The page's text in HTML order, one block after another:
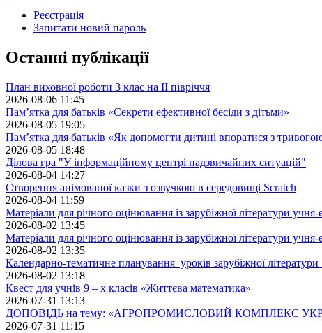
Реєстрація
Запитати новий пароль
Останні публікації
План виховної роботи 3 клас на II півріччя
2026-08-06 11:45
Пам’ятка для батьків «Секрети ефективної бесіди з дітьми»
2026-08-05 19:05
Пам’ятка для батьків «Як допомогти дитині впоратися з
2026-08-05 18:48
Ділова гра "У інформаційному центрі надзвичайних ситуацій"
2026-08-04 14:27
Створення анімованої казки з озвучкою в середовищі Scratch
2026-08-04 11:59
Матеріали для річного оцінювання із зарубіжної літератури
2026-08-02 13:45
Матеріали для річного оцінювання із зарубіжної літератури
2026-08-02 13:35
Календарно-тематичне планування уроків зарубіжної
2026-08-02 13:18
Квест для учнів 9 – х класів «Життєва математика»
2026-07-31 13:13
ДОПОВІДЬ на тему: «АГРОПРОМИСЛОВИЙ КОМПЛЕКС
2026-07-31 11:15